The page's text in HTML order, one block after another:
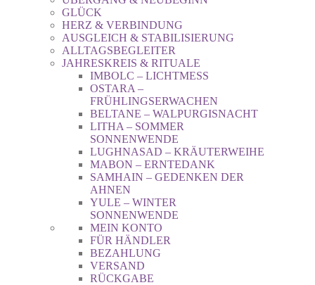
GLÜCK
HERZ & VERBINDUNG
AUSGLEICH & STABILISIERUNG
ALLTAGSBEGLEITER
JAHRESKREIS & RITUALE
IMBOLC – LICHTMESS
OSTARA –
FRÜHLINGSERWACHEN
BELTANE – WALPURGISNACHT
LITHA – SOMMER
SONNENWENDE
LUGHNASAD – KRÄUTERWEIHE
MABON – ERNTEDANK
SAMHAIN – GEDENKEN DER
AHNEN
YULE – WINTER
SONNENWENDE
MEIN KONTO
FÜR HÄNDLER
BEZAHLUNG
VERSAND
RÜCKGABE